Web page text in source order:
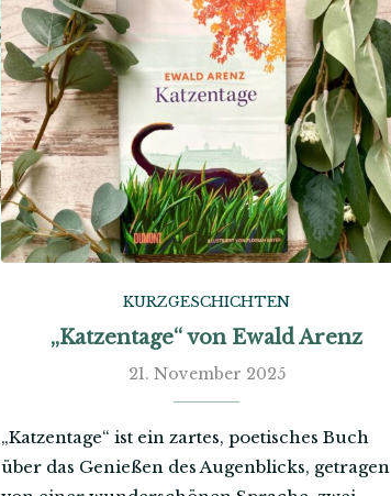
KURZGESCHICHTEN
„Katzentage“ von Ewald Arenz
21. November 2025
„Katzentage“ ist ein zartes, poetisches Buch
über das Genießen des Augenblicks, getragen